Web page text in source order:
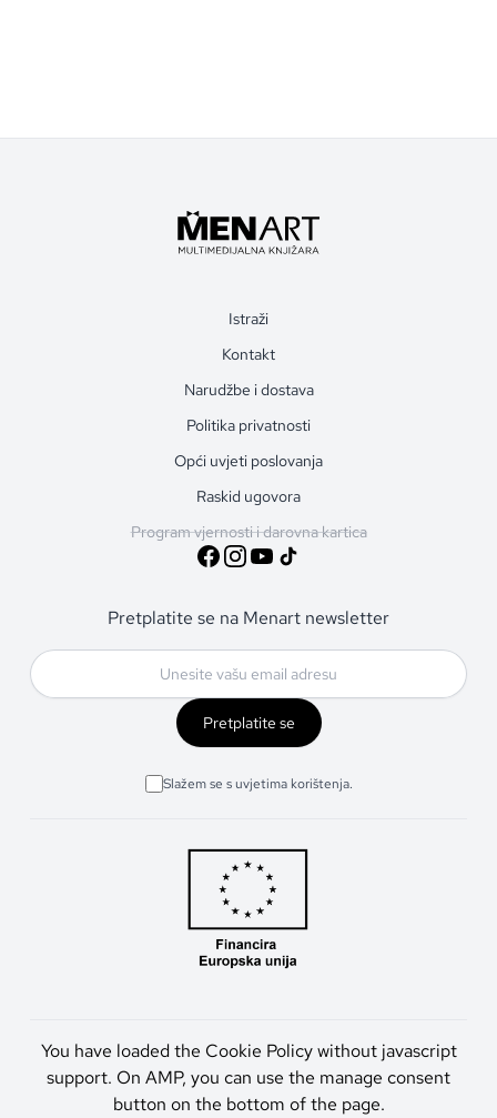
Istraži
Kontakt
Narudžbe i dostava
Politika privatnosti
Opći uvjeti poslovanja
Raskid ugovora
Program vjernosti i darovna kartica
Pretplatite se na Menart newsletter
Pretplatite se
Slažem se s uvjetima korištenja.
You have loaded the Cookie Policy without javascript
support. On AMP, you can use the manage consent
button on the bottom of the page.